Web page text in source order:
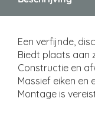
Een verfijnde,
Biedt plaats aan
Constructie en
Massief eiken en
Montage is